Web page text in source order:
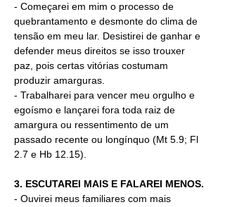
- Começarei em mim o processo de
quebrantamento e desmonte do clima de
tensão em meu lar. Desistirei de ganhar e
defender meus direitos se isso trouxer
paz, pois certas vitórias costumam
produzir amarguras.
- Trabalharei para vencer meu orgulho e
egoísmo e lançarei fora toda raiz de
amargura ou ressentimento de um
passado recente ou longínquo (Mt 5.9; Fl
2.7 e Hb 12.15).
3. ESCUTAREI MAIS E FALAREI MENOS.
- Ouvirei meus familiares com mais